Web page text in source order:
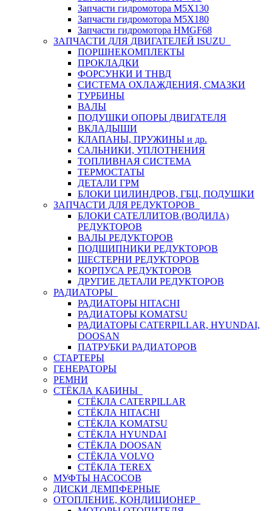
Запчасти гидромотора M5X130
Запчасти гидромотора M5X180
Запчасти гидромотора HMGF68
ЗАПЧАСТИ ДЛЯ ДВИГАТЕЛЕЙ ISUZU
ПОРШНЕКОМПЛЕКТЫ
ПРОКЛАДКИ
ФОРСУНКИ И ТНВД
СИСТЕМА ОХЛАЖДЕНИЯ, СМАЗКИ
ТУРБИНЫ
ВАЛЫ
ПОДУШКИ ОПОРЫ ДВИГАТЕЛЯ
ВКЛАДЫШИ
КЛАПАНЫ, ПРУЖИНЫ и др.
САЛЬНИКИ, УПЛОТНЕНИЯ
ТОПЛИВНАЯ СИСТЕМА
ТЕРМОСТАТЫ
ДЕТАЛИ ГРМ
БЛОКИ ЦИЛИНДРОВ, ГБЦ, ПОДУШКИ
ЗАПЧАСТИ ДЛЯ РЕДУКТОРОВ
БЛОКИ САТЕЛЛИТОВ (ВОДИЛА)
РЕДУКТОРОВ
ВАЛЫ РЕДУКТОРОВ
ПОДШИПНИКИ РЕДУКТОРОВ
ШЕСТЕРНИ РЕДУКТОРОВ
КОРПУСА РЕДУКТОРОВ
ДРУГИЕ ДЕТАЛИ РЕДУКТОРОВ
РАДИАТОРЫ
РАДИАТОРЫ HITACHI
РАДИАТОРЫ KOMATSU
РАДИАТОРЫ CATERPILLAR, HYUNDAI,
DOOSAN
ПАТРУБКИ РАДИАТОРОВ
СТАРТЕРЫ
ГЕНЕРАТОРЫ
РЕМНИ
СТЁКЛА КАБИНЫ
СТЁКЛА CATERPILLAR
СТЁКЛА HITACHI
СТЁКЛА KOMATSU
СТЁКЛА HYUNDAI
СТЁКЛА DOOSAN
СТЁКЛА VOLVO
СТЁКЛА TEREX
МУФТЫ НАСОСОВ
ДИСКИ ДЕМПФЕРНЫЕ
ОТОПЛЕНИЕ, КОНДИЦИОНЕР